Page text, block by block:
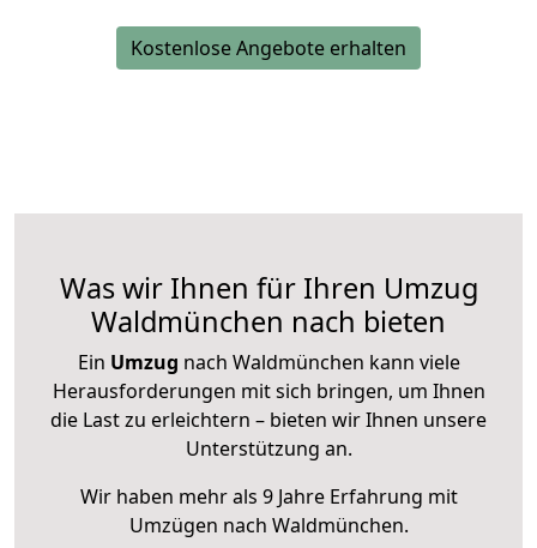
Kostenlose Angebote erhalten
Was wir Ihnen für Ihren Umzug
Waldmünchen nach bieten
Ein Umzug nach Waldmünchen kann viele
Herausforderungen mit sich bringen, um Ihnen
die Last zu erleichtern – bieten wir Ihnen unsere
Unterstützung an.
Wir haben mehr als 9 Jahre Erfahrung mit
Umzügen nach Waldmünchen.